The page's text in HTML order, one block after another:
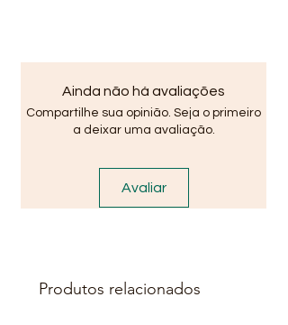
oferece máximo conforto ao seu
banho! É a escolha ideal para
quem busca qualidade,
economia e estilo. Possui design
moderno e combina
perfeitamente com qualquer
Ainda não há avaliações
Compartilhe sua opinião. Seja o primeiro
a deixar uma avaliação.
Avaliar
Produtos relacionados